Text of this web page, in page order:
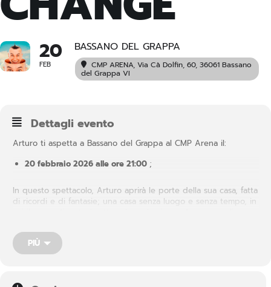
20
FEB
BASSANO DEL GRAPPA
CMP ARENA, Via Cà Dolfin, 60, 36061 Bassano
del Grappa VI
Dettagli evento
Arturo ti aspetta a Bassano del Grappa al CMP Arena il:
20 febbraio 2026 alle ore 21:00 ;
In questo spettacolo, Arturo aprirà le porte della sua casa, fatta
di ricordi e di fantasie; una casa senza luogo e senza tempo, in
ognuna delle stanze racconta un aspetto diverso del nostro
essere. È una casa segreta, senza presente, passato e futuro, in
cui conserviamo i sogni e i desideri….
PIÙ